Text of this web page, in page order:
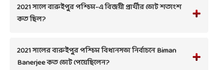
2021 সালে বারুইপুর পশ্চিম-এ বিজয়ী প্রার্থীর ভোট শতাংশ
কত ছিল?
2021 সালের বারুইপুর পশ্চিম বিধানসভা নির্বাচনে Biman
Banerjee কত ভোট পেয়েছিলেন?